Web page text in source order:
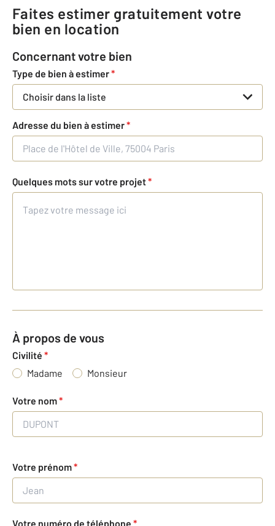
Faites estimer gratuitement votre
bien en location
Concernant votre bien
Type de bien à estimer*
Choisir dans la liste
Adresse du bien à estimer*
Quelques mots sur votre projet*
À propos de vous
Civilité *
Madame
Monsieur
Votre nom*
Votre prénom*
Votre numéro de téléphone *